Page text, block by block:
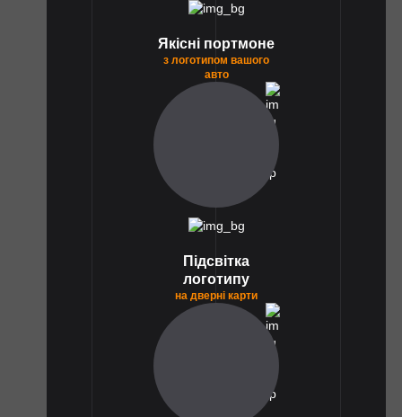
Якісні портмоне
з логотипом вашого
авто
Підсвітка
логотипу
на дверні карти